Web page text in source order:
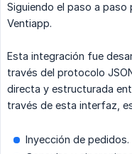
Siguiendo el paso a paso
Ventiapp.
Esta integración fue
través del protocolo
directa y estructurada
través de esta interfaz,
Inyección de pedidos.